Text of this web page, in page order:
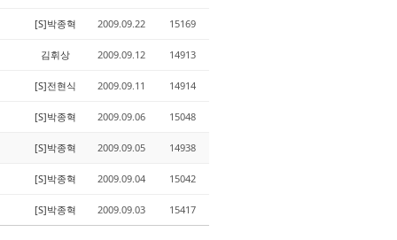
[S]박종혁 2009.09.22 15169
김휘상 2009.09.12 14913
[S]전현식 2009.09.11 14914
[S]박종혁 2009.09.06 15048
[S]박종혁 2009.09.05 14938
[S]박종혁 2009.09.04 15042
[S]박종혁 2009.09.03 15417